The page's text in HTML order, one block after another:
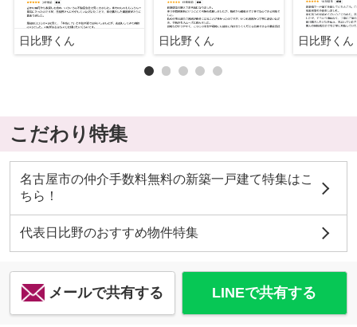
日比野くん 日比野くん 日比野くん
こだわり特集
名古屋市の仲介手数料無料の新築一戸建て特集はこ
ちら！
代表日比野のおすすめ物件特集
メールで共有する LINEで共有する